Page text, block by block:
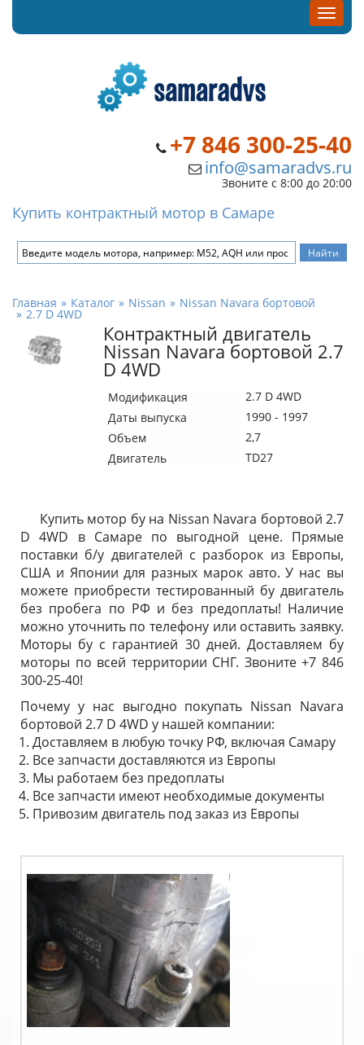
+7 846 300-25-40
info@samaradvs.ru
Звоните с 8:00 до 20:00
Купить контрактный мотор в Самаре
Главная Каталог Nissan Nissan Navara бортовой
2.7 D 4WD
Контрактный двигатель
Nissan Navara бортовой 2.7
D 4WD
Модификация
2.7 D 4WD
Даты выпуска
1990 - 1997
Объем
2,7
Двигатель
TD27
Купить мотор бу на Nissan Navara бортовой 2.7
D 4WD в Самаре по выгодной цене. Прямые
поставки б/у двигателей с разборок из Европы,
США и Японии для разных марок авто. У нас вы
можете приобрести тестированный бу двигатель
без пробега по РФ и без предоплаты! Наличие
можно уточнить по телефону или оставить заявку.
Моторы бу с гарантией 30 дней. Доставляем бу
моторы по всей территории СНГ. Звоните +7 846
300-25-40!
Почему у нас выгодно покупать Nissan Navara
бортовой 2.7 D 4WD у нашей компании:
Доставляем в любую точку РФ, включая Самару
Все запчасти доставляются из Европы
Мы работаем без предоплаты
Все запчасти имеют необходимые документы
Привозим двигатель под заказ из Европы